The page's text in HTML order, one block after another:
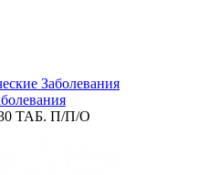
Заболевания
ТАБ. П/П/О